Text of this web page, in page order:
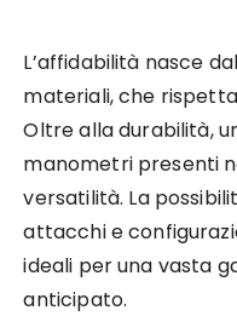
L’affidabilità nasce
materiali, che
Oltre alla durabilità,
manometri presenti
versatilità. La
attacchi e
ideali per una vasta
anticipato.